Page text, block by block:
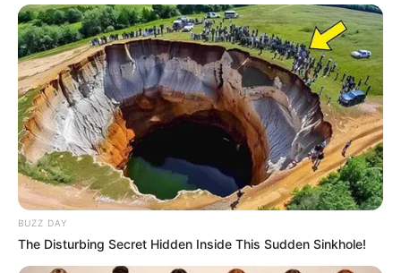
BUZZ DAY
The Disturbing Secret Hidden Inside This Sudden Sinkhole!